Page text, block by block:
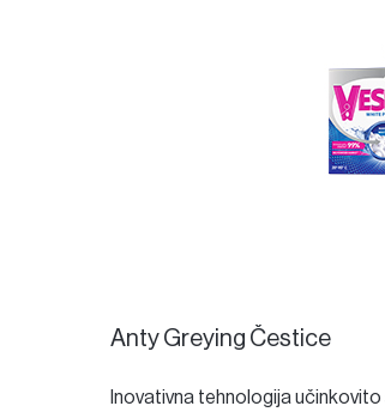
Anty Greying Čestice
Inovativna tehnologija